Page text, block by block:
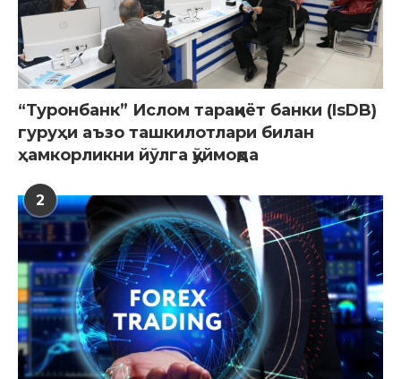
“Туронбанк” Ислом тараққиёт банки (IsDB)
гуруҳи аъзо ташкилотлари билан
ҳамкорликни йўлга қўймоқда
2